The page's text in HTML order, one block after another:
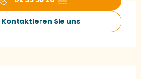
Kontaktieren Sie uns